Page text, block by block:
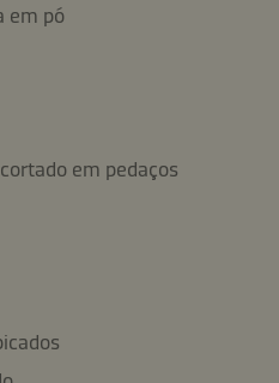
em pó
em pedaços